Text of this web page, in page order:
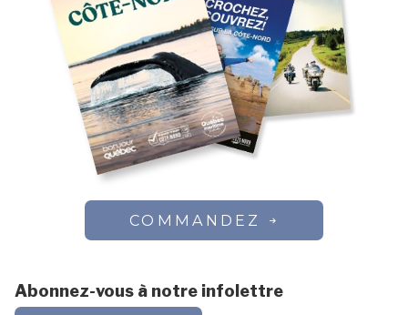
COMMANDEZ
Abonnez-vous à notre infolettre